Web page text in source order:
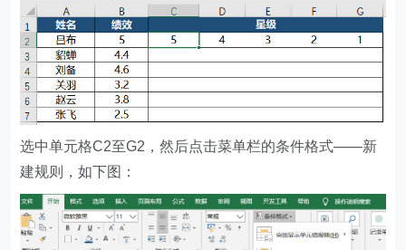
选中单元格C2至G2，然后点击菜单栏的条件格式——新
建规则，如下图：